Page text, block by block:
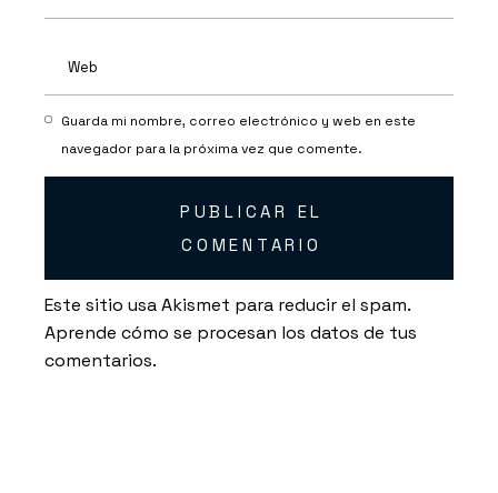
Guarda mi nombre, correo electrónico y web en este
navegador para la próxima vez que comente.
PUBLICAR EL
COMENTARIO
Este sitio usa Akismet para reducir el spam.
Aprende cómo se procesan los datos de tus
comentarios.